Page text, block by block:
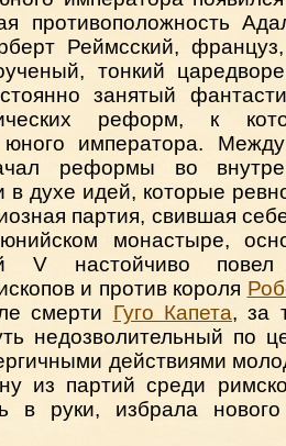
противоположность
Реймсский,
тонкий
занятый
реформ, к
юного императора.
реформы во
в духе идей, которые
партия, свившая
монастыре,
V настойчиво
и против короля
смерти Гуго Капета, за
недозволительный по
действиями
из партий среди
в руки, избрала